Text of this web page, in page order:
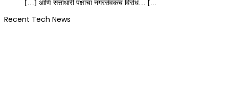
[…] आणि सत्ताधारी पक्षाचा नगरसेवकच विरोध… [...
Recent Tech News